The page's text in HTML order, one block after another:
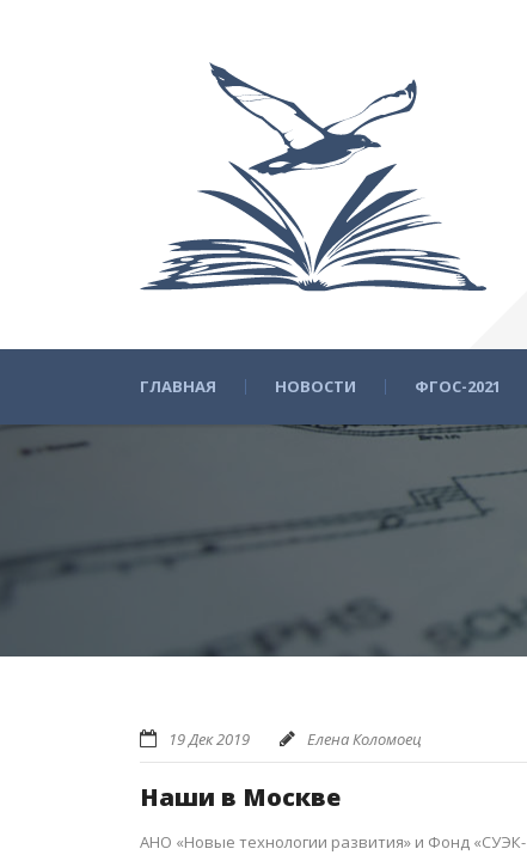
ГЛАВНАЯ НОВОСТИ ФГОС-2021
19 Дек 2019 Елена Коломоец
Наши в Москве
АНО «Новые технологии развития» и Фонд «СУЭК-